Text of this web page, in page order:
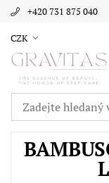
+420 731 875 040
CZK